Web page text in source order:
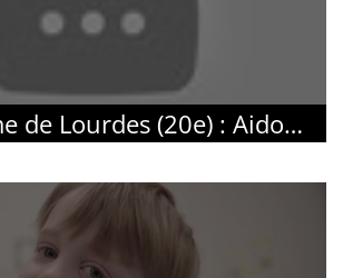
Notre-Dame de Lourdes (20e) : Aidons-nous de la science pour mieux apprendre